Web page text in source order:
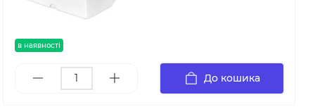
в наявності
До кошика